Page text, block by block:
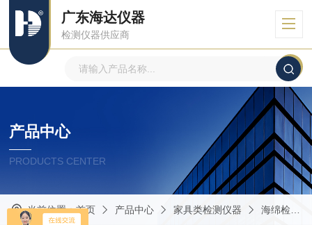
广东海达仪器
检测仪器供应商
产品中心
PRODUCTS CENTER
当前位置：首页 产品中心 家具类检测仪器 海绵检测仪器